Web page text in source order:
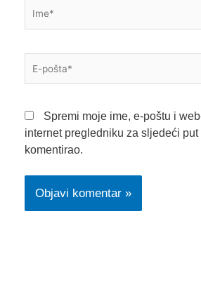
pošta*
Spremi moje ime, e-poštu i
internet pregledniku za sljedeći
komentirao.